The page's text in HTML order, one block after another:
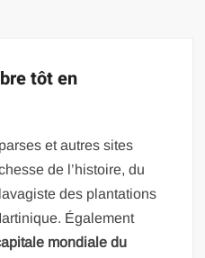
tôt en
et autres sites
de l’histoire, du
des plantations
Également
mondiale du